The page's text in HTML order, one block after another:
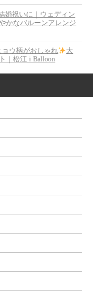
婚祝いに｜ウェディン
かなバルーンアレンジ
ョウ柄がおしゃれ
大
｜松江 i Balloon